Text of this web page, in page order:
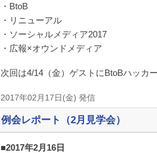
・BtoB
・リニューアル
・ソーシャルメディア2017
・広報×オウンドメディア
次回は4/14（金）ゲストにBtoBハッカ
2017年02月17日(金) 発信
例会レポート（2月見学会）
■2017年2月16日